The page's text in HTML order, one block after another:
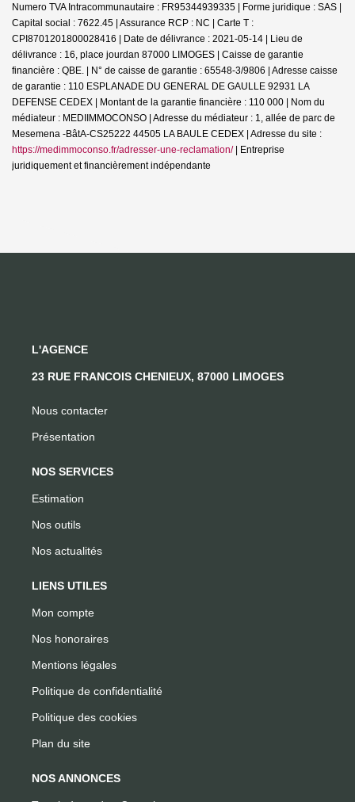
Numero TVA Intracommunautaire : FR95344939335 | Forme juridique : SAS |
Capital social : 7622.45 | Assurance RCP : NC | Carte T :
CPI8701201800028416 | Date de délivrance : 2021-05-14 | Lieu de
délivrance : 16, place jourdan 87000 LIMOGES | Caisse de garantie
financière : QBE. | N° de caisse de garantie : 65548-3/9806 | Adresse caisse
de garantie : 110 ESPLANADE DU GENERAL DE GAULLE 92931 LA
DEFENSE CEDEX | Montant de la garantie financière : 110 000 | Nom du
médiateur : MEDIIMMOCONSO | Adresse du médiateur : 1, allée de parc de
Mesemena -BâtA-CS25222 44505 LA BAULE CEDEX | Adresse du site :
https://medimmoconso.fr/adresser-une-reclamation/| Entreprise
juridiquement et financièrement indépendante
L'AGENCE
23 RUE FRANCOIS CHENIEUX, 87000 LIMOGES
Nous contacter
Présentation
NOS SERVICES
Estimation
Nos outils
Nos actualités
LIENS UTILES
Mon compte
Nos honoraires
Mentions légales
Politique de confidentialité
Politique des cookies
Plan du site
NOS ANNONCES